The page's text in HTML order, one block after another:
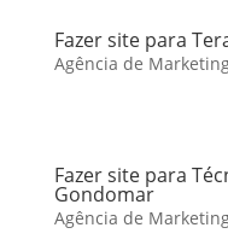
Fazer site para
Agência de
Fazer site para
Gondomar
Agência de